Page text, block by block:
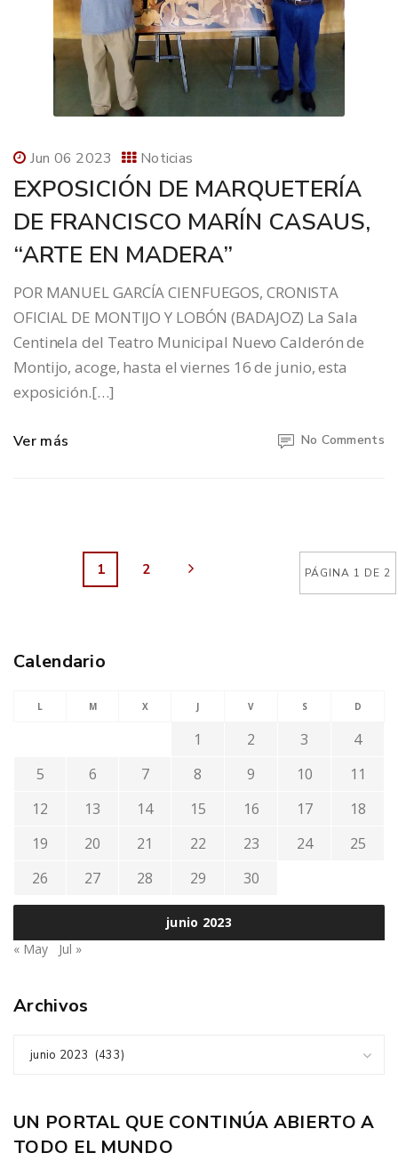
Jun 06 2023 Noticias
EXPOSICIÓN DE MARQUETERÍA
DE FRANCISCO MARÍN CASAUS,
“ARTE EN MADERA”
POR MANUEL GARCÍA CIENFUEGOS, CRONISTA
OFICIAL DE MONTIJO Y LOBÓN (BADAJOZ) La Sala
Centinela del Teatro Municipal Nuevo Calderón de
Montijo, acoge, hasta el viernes 16 de junio, esta
exposición.[…]
Ver más No Comments
PÁGINA 1 DE 2
1 2
Calendario
junio 2023
L M X J V S D
1 2 3
4
5
6 7 8 9 10
11
12
13 14 15 16 17
18
19
20 21 22 23 24
25
26
27 28 29 30
« May Jul »
Archivos
junio 2023 (433)
UN PORTAL QUE CONTINÚA ABIERTO A
TODO EL MUNDO